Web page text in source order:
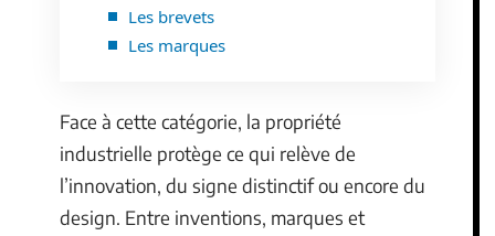
Les brevets
Les marques
Face à cette catégorie, la propriété
industrielle protège ce qui relève de
l’innovation, du signe distinctif ou encore du
design. Entre inventions, marques et